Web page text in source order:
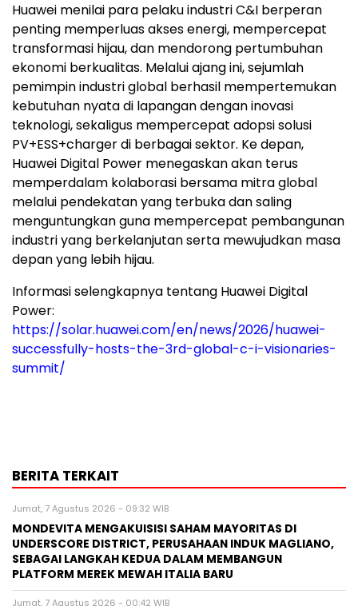
Huawei menilai para pelaku industri C&I berperan
penting memperluas akses energi, mempercepat
transformasi hijau, dan mendorong pertumbuhan
ekonomi berkualitas. Melalui ajang ini, sejumlah
pemimpin industri global berhasil mempertemukan
kebutuhan nyata di lapangan dengan inovasi
teknologi, sekaligus mempercepat adopsi solusi
PV+ESS+charger di berbagai sektor. Ke depan,
Huawei Digital Power menegaskan akan terus
memperdalam kolaborasi bersama mitra global
melalui pendekatan yang terbuka dan saling
menguntungkan guna mempercepat pembangunan
industri yang berkelanjutan serta mewujudkan masa
depan yang lebih hijau.
Informasi selengkapnya tentang Huawei Digital
Power:
https://solar.huawei.com/en/news/2026/huawei-
successfully-hosts-the-3rd-global-c-i-visionaries-
summit/
BERITA TERKAIT
Jumat, 7 Agustus 2026 - 09:32 WIB
MONDEVITA MENGAKUISISI SAHAM MAYORITAS DI
UNDERSCORE DISTRICT, PERUSAHAAN INDUK MAGLIANO,
SEBAGAI LANGKAH KEDUA DALAM MEMBANGUN
PLATFORM MEREK MEWAH ITALIA BARU
Jumat, 7 Agustus 2026 - 00:42 WIB